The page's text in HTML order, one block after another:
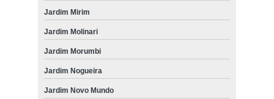
Jardim Mirim
Jardim Molinari
Jardim Morumbi
Jardim Nogueira
Jardim Novo Mundo